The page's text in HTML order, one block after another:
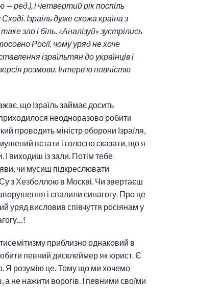
ред.), і четвертий рік поспіль
Ізраїль дуже схожа країна з
зло і біль. «Аналізуй» зустрілись
Росії, чому уряд не хоче
ізраїльтян до українців і
розмови. Інтерв’ю повністю
що Ізраїль займає досить
приходилося неодноразово робити
проводить міністр оборони Ізраїля,
встати і голосно сказати, що я
І виходиш із зали. Потім тебе
чи мусиш підкреслювати
з Хезболлою в Москві. Чи звертаєш
і спалили синагогу. Про це
уряд висловив співчуття росіянам у
приблизно однаковий в
певний дисклеймер як юрист. Є
Я розумію це. Тому що ми хочемо
не нажити ворогів. І певними своїми